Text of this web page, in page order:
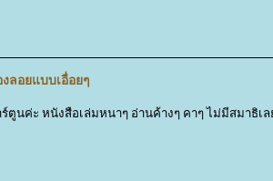
ลอยแบบเอื่อยๆ
ตูนค่ะ หนังสือเล่มหนาๆ อ่านค้างๆ คาๆ ไม่มีสมาธิเ